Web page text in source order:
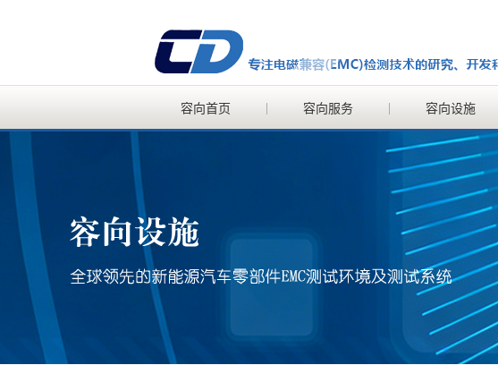
容向首页 容向服务 容向设施